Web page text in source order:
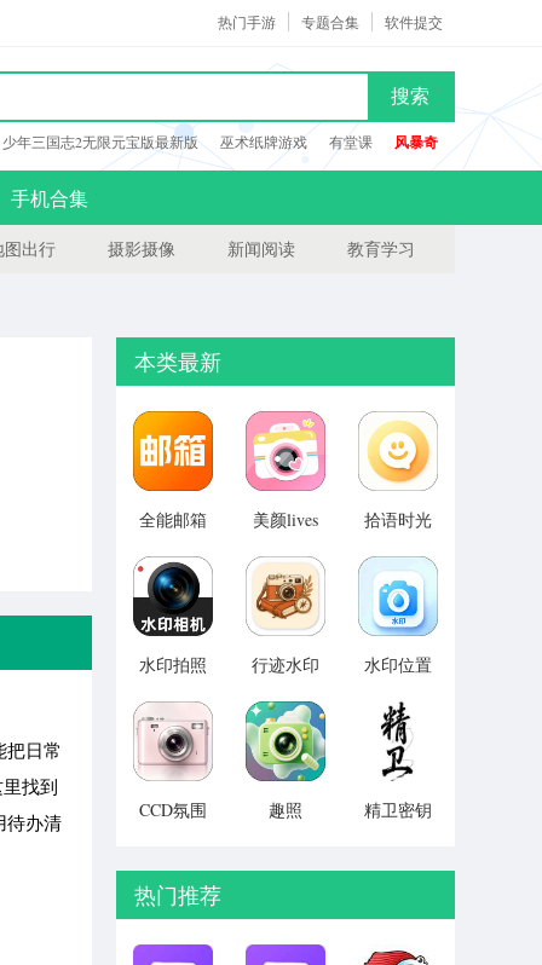
软件提交
专题合集
热门手游
搜索
少年三国志2无限元宝版最新版 巫术纸牌游戏 有堂课 风暴奇
手机合集
图出行 摄影摄像 新闻阅读 教育学习
日常
找到
待办清
本类最新
全能邮箱
v1.0.1
美颜lives
拾语时光
水印拍照
免费
v1.1.6
行迹水印
v1.0.1
水印位置
CCD氛围
趣照
精卫密钥
热门推荐